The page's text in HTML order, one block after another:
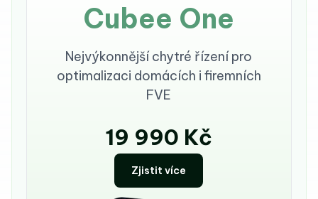
Cubee One
Nejvýkonnější chytré řízení pro
optimalizaci domácích i firemních
FVE
19 990 Kč
Zjistit více